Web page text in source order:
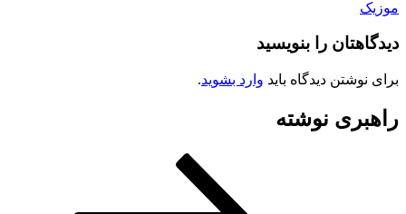
را بنویسید
دیدگاه بایدوارد بشوید
نوشته